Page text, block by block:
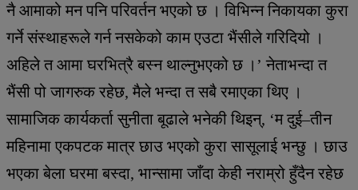
नै आमाको मन पनि परिवर्तन भएको छ । विभिन्न निकायका कुरा
गर्ने संस्थाहरूले गर्न नसकेको काम एउटा भैंसीले गरिदियो ।
अहिले त आमा घरभित्रै बस्न थाल्नुभएको छ ।’ नेताभन्दा त
भैंसी पो जागरुक रहेछ, मैले भन्दा त सबै रमाएका थिए ।
सामाजिक कार्यकर्ता सुनीता बूढाले भनेकी थिइन्, ‘म दुई–तीन
महिनामा एकपटक मात्र छाउ भएको कुरा सासूलाई भन्छु । छाउ
भएका बेला घरमा बस्दा, भान्सामा जाँदा केही नराम्रो हुँदैन रहेछ